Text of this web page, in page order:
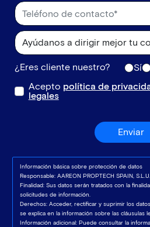
¿Eres cliente nuestro? Sí
Acepto política de
legales
Enviar
Información básica sobre protección de datos
Responsable: AAREON PROPTECH SPAIN, S.L.U.
Finalidad: Sus datos serán tratados con la
solicitudes de información.
Derechos: Acceder, rectificar y suprimir los
se explica en la información sobre las cláusulas
Información adicional: Puede consultar la